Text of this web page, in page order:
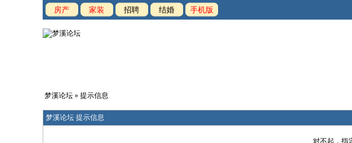
房产 家装 招聘 结婚 手机版
梦溪论坛 » 提示信息
梦溪论坛 提示信息
对不起，指